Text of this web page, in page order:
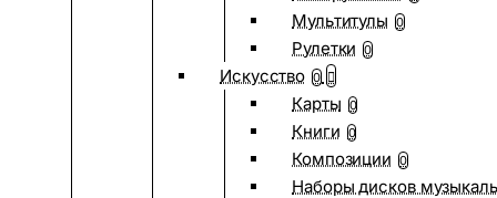
Мультитулы 0
Рулетки 0
Искусство 0
Карты 0
Книги 0
Композиции 0
Наборы дисков